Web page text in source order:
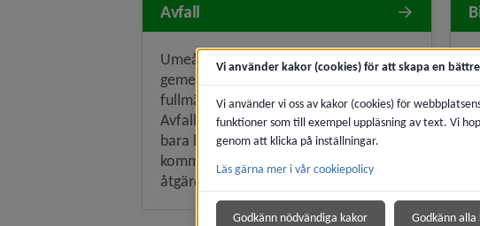
Avfall
Umeårgionen har tagit fram en
gemensam avfallsplan som antagits av
fullmäktige i respektive kommun.
Avfallsplanen omfattar allt avfall (inte
bara hushållsavfall). Samtliga
kommuner har samma mål och samma
åtgärder i handlingsplanen. Varje k...
Vi använder kakor (cookies) för att skapa en
Vi använder vi oss av kakor (cookies) för
funktioner som till exempel uppläsning av text. Vi
genom att klicka på inställningar.
Läs gärna mer i vår cookiepolicy
Godkänn nödvändiga kakor Godkänn alla